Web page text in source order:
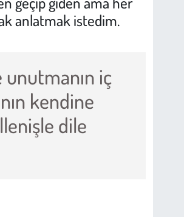
anlatmak istedim.
unutmanın iç
kendine
dile